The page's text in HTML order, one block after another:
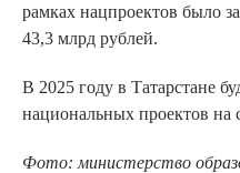
рамках нацпроектов было
43,3 млрд рублей.
В 2025 году в Татарстане
национальных проектов на
Фото: министерство